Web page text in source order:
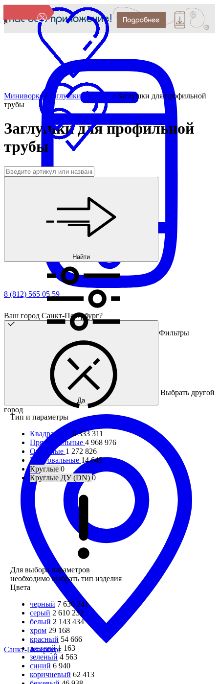
8 (812) 565 05 59
Ваш город Санкт-Петербург?
Да
Выбрать другой
город
Санкт-Петербург
Миниворкс / Заглушки для труб /Заглушки для профильной
трубы
Заглушки для профильной
трубы
Найти
Фильтры
Тип и параметры
Квадратные 6 333 311
Прямоугольные 4 968 976
Овальные 1 272 826
Полуовальные 14 645
Круглые 0
Круглые ДУ (DN) 0
Для выбора параметров
необходимо выбрать тип изделия
Цвета
черный 7 630 241
серый 2 610 232
белый 2 143 434
хром 29 168
красный 54 666
желтый 1 163
зеленый 4 563
синий 6 940
коричневый 62 413